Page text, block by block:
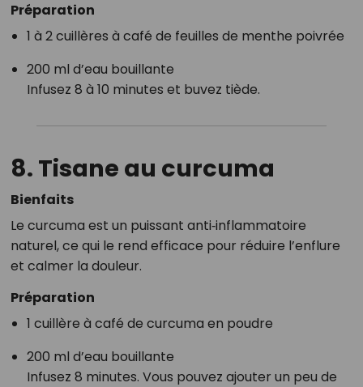
Préparation
1 à 2 cuillères à café de feuilles de menthe poivrée
200 ml d’eau bouillante
Infusez 8 à 10 minutes et buvez tiède.
8. Tisane au curcuma
Bienfaits
Le curcuma est un puissant anti‑inflammatoire
naturel, ce qui le rend efficace pour réduire l’enflure
et calmer la douleur.
Préparation
1 cuillère à café de curcuma en poudre
200 ml d’eau bouillante
Infusez 8 minutes. Vous pouvez ajouter un peu de